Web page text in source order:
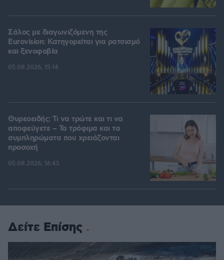
Σάλος με διαγωνιζόμενη της
Eurovision: Κατηγορείται για ρατσισμό
και ξενοφοβία
05.08.2026, 15:14
Θυρεοειδής: Τι να τρώτε και τι να
αποφεύγετε – Τα τρόφιμα και τα
συμπληρώματα που χρειάζονται
προσοχή
05.08.2026, 16:43
Δείτε Επίσης